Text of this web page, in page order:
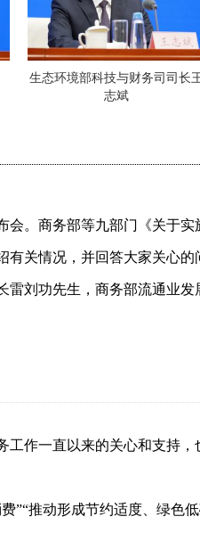
生态环境部科技与财务司司长
志斌
。商务部等九部门《关于
关情况，并回答大家关心
刘功先生，商务部流通业
作一直以来的关心和支持
”“推动形成节约适度、绿色